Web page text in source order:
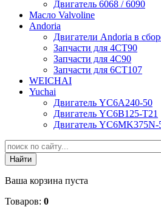
Двигатель 6068 / 6090
Масло Valvoline
Andoria
Двигатели Andoria в
Запчасти для 4CT90
Запчасти для 4С90
Запчасти для 6CT107
WEICHAI
Yuchai
Двигатель YC6A240-50
Двигатель YC6B125-T21
Двигатель YC6MK375N-
Ваша корзина пуста
Товаров: 0